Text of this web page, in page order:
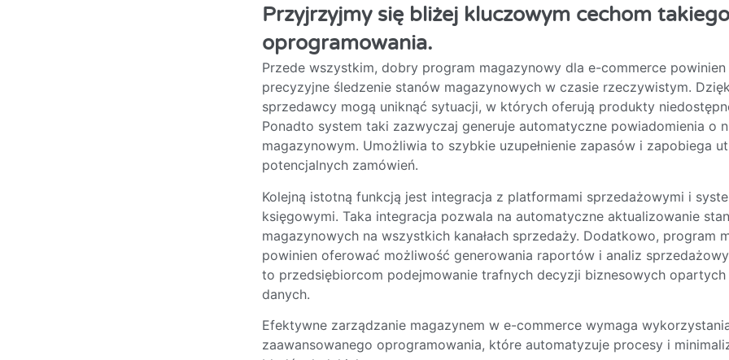
Przyjrzyjmy się bliżej kluczowym cechom takiego
oprogramowania.
Przede wszystkim, dobry program magazynowy dla e-commerce
precyzyjne śledzenie stanów magazynowych w czasie rzeczywistym.
sprzedawcy mogą uniknąć sytuacji, w których oferują produkty
Ponadto system taki zazwyczaj generuje automatyczne powiadomienia o
magazynowym. Umożliwia to szybkie uzupełnienie zapasów i zapobiega
potencjalnych zamówień.
Kolejną istotną funkcją jest integracja z platformami sprzedażowymi i
księgowymi. Taka integracja pozwala na automatyczne aktualizowanie
magazynowych na wszystkich kanałach sprzedaży. Dodatkowo, program
powinien oferować możliwość generowania raportów i analiz
to przedsiębiorcom podejmowanie trafnych decyzji biznesowych opartych
danych.
Efektywne zarządzanie magazynem w e-commerce wymaga
zaawansowanego oprogramowania, które automatyzuje procesy i